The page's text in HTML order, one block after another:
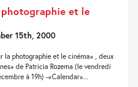
et le
15th, 2000
la photographie et le cinéma» , deux
de Patricia Rozema (le vendredi
à 19h) -«Calendar»...